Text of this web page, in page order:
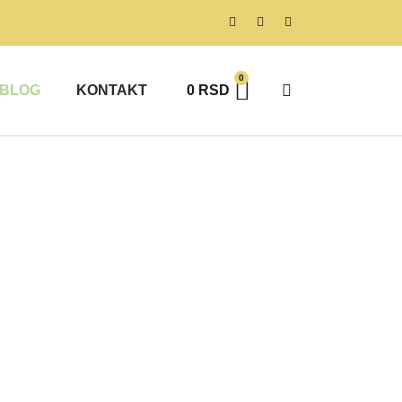
BLOG KONTAKT 0 RSD
0